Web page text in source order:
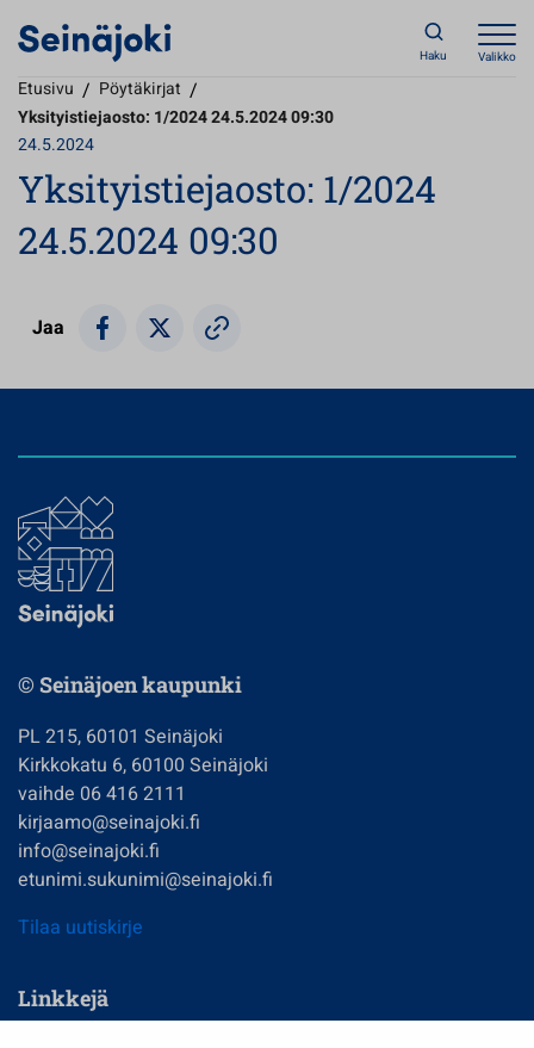
Haku Valikko
Etusivu / Pöytäkirjat /
Yksityistiejaosto: 1/2024 24.5.2024 09:30
24.5.2024
Yksityistiejaosto: 1/2024
24.5.2024 09:30
Jaa
© Seinäjoen kaupunki
PL 215, 60101 Seinäjoki
Kirkkokatu 6, 60100 Seinäjoki
vaihde 06 416 2111
kirjaamo@seinajoki.fi
info@seinajoki.fi
etunimi.sukunimi@seinajoki.fi
Tilaa uutiskirje
Linkkejä